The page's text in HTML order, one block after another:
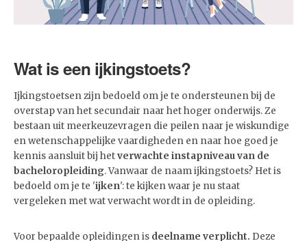
Wat is een ijkingstoets?
Ijkingstoetsen zijn bedoeld om je te ondersteunen bij de
overstap van het secundair naar het hoger onderwijs. Ze
bestaan uit meerkeuzevragen die peilen naar je wiskundige
en wetenschappelijke vaardigheden en naar hoe goed je
kennis aansluit bij hetverwachte instapniveau van de
bacheloropleiding. Vanwaar de naam ijkingstoets? Het is
bedoeld om je te 'ijken': te kijken waar je nu staat
vergeleken met wat verwacht wordt in de opleiding.
Voor bepaalde opleidingen is deelname verplicht. Deze